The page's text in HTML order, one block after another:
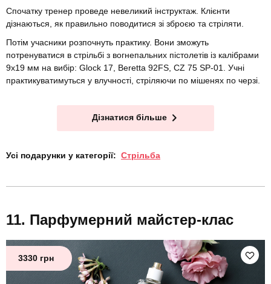
Спочатку тренер проведе невеликий інструктаж. Клієнти
дізнаються, як правильно поводитися зі зброєю та стріляти.
Потім учасники розпочнуть практику. Вони зможуть
потренуватися в стрільбі з вогнепальних пістолетів із калібрами
9х19 мм на вибір: Glock 17, Beretta 92FS, CZ 75 SP-01. Учні
практикуватимуться у влучності, стріляючи по мішенях по черзі.
Дізнатися більше
Усі подарунки у категорії: Стрільба
Парфумерний майстер-клас
3330 грн